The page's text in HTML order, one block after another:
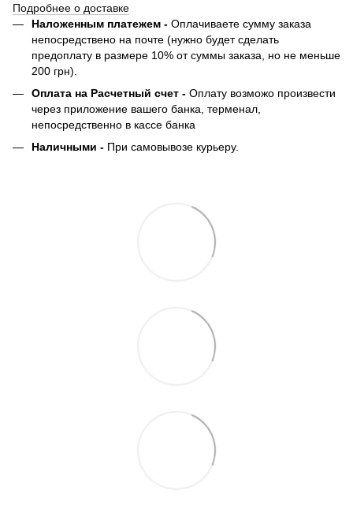
Подробнее о доставке
Наложенным платежем - Оплачиваете сумму заказа
непосредствено на почте (нужно будет сделать
предоплату в размере 10% от суммы заказа, но не меньше
200 грн).
Оплата на Расчетный счет - Оплату возможо произвести
через приложение вашего банка, терменал,
непосредственно в кассе банка
Наличными - При самовывозе курьеру.